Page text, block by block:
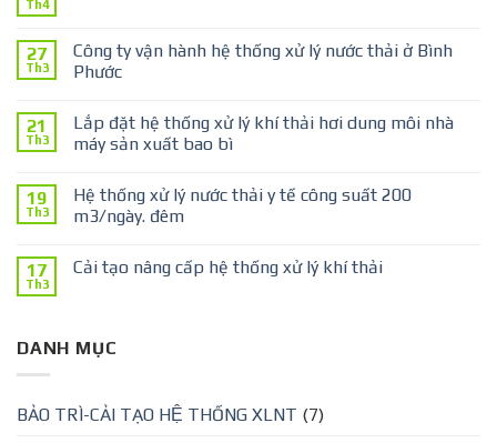
Th4
27
Th3
Công ty vận hành hệ thống xử lý nước thải ở Bình
Phước
21
Th3
Lắp đặt hệ thống xử lý khí thải hơi dung môi nhà
máy sản xuất bao bì
19
Th3
Hệ thống xử lý nước thải y tế công suất 200
m3/ngày. đêm
17
Th3
Cải tạo nâng cấp hệ thống xử lý khí thải
DANH MỤC
BẢO TRÌ-CẢI TẠO HỆ THỐNG XLNT (7)